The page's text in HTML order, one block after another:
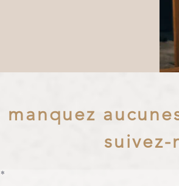
manquez
suivez-